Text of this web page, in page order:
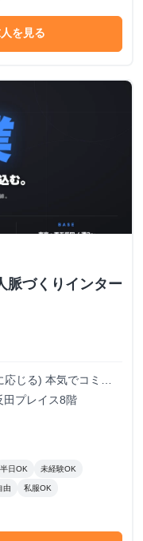
を見る
脈づくりインター
じる) 本気でコミッ
酬を得られる環境で
田プレイス8階
半日OK 未経験OK
由 私服OK